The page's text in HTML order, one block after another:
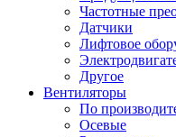
Частотные
Датчики
Лифтовое
Другое
Вентиляторы
По
Осевые